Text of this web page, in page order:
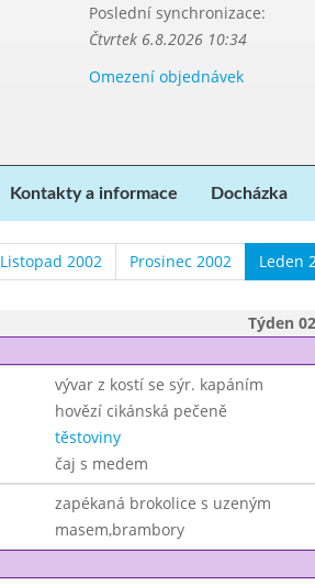
Poslední synchronizace:
Čtvrtek 6.8.2026 10:34
Omezení objednávek
Kontakty a informace Docházka
Listopad 2002 Prosinec 2002 Leden
Týden 02
vývar z kostí se sýr. kapáním
hovězí cikánská pečeně
těstoviny
čaj s medem
zapékaná brokolice s uzeným
masem,brambory